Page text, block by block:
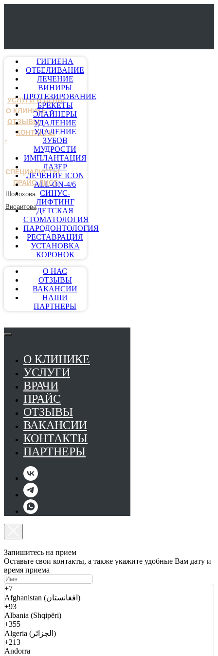
УСЛУГИ И ЦЕНЫ
О КЛИНИКЕ
ОТЗЫВЫ
КОНТАКТЫ
СПЕЦИАЛИСТЫ
ПРАЙС-ЛИСТ
Шолохова
Висаитова
ГИГИЕНА
ОТБЕЛИВАНИЕ
ЛЕЧЕНИЕ
ВИНИРЫ
ПРОТЕЗИРОВАНИЕ
БРЕКЕТЫ
ЭЛАЙНЕРЫ
УДАЛЕНИЕ
УДАЛЕНИЕ
ЗУБОВ
МУДРОСТИ
ИМПЛАНТАЦИЯ
ЛАЗЕР
ЛЕЧЕНИЕ ICON
ALL-ON-4/6
СИНУС-
ЛИФТИНГ
ДЕТСКАЯ
СТОМАТОЛОГИЯ
ПАРОДОНТОЛОГИЯ
РЕСТАВРАЦИЯ
УСТАНОВКА
КОРОНОК
О НАС
ОТЗЫВЫ
ВАКАНСИИ
НАШИ
ПАРТНЕРЫ
О КЛИНИКЕ
УСЛУГИ
ВРАЧИ
ПРАЙС
ОТЗЫВЫ
ВАКАНСИИ
КОНТАКТЫ
ПАРТНЕРЫ
Запишитесь на прием
Оставьте свои контакты, а также укажите удобные Вам дату и
время приема
+7
Afghanistan (افغانستان)
+93
Albania (Shqipëri)
+355
Algeria (الجزائر)
+213
Andorra